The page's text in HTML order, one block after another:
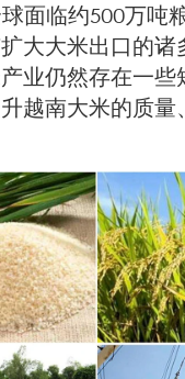
面临约500万吨
大大米出口的诸
业仍然存在一些
越南大米的质量